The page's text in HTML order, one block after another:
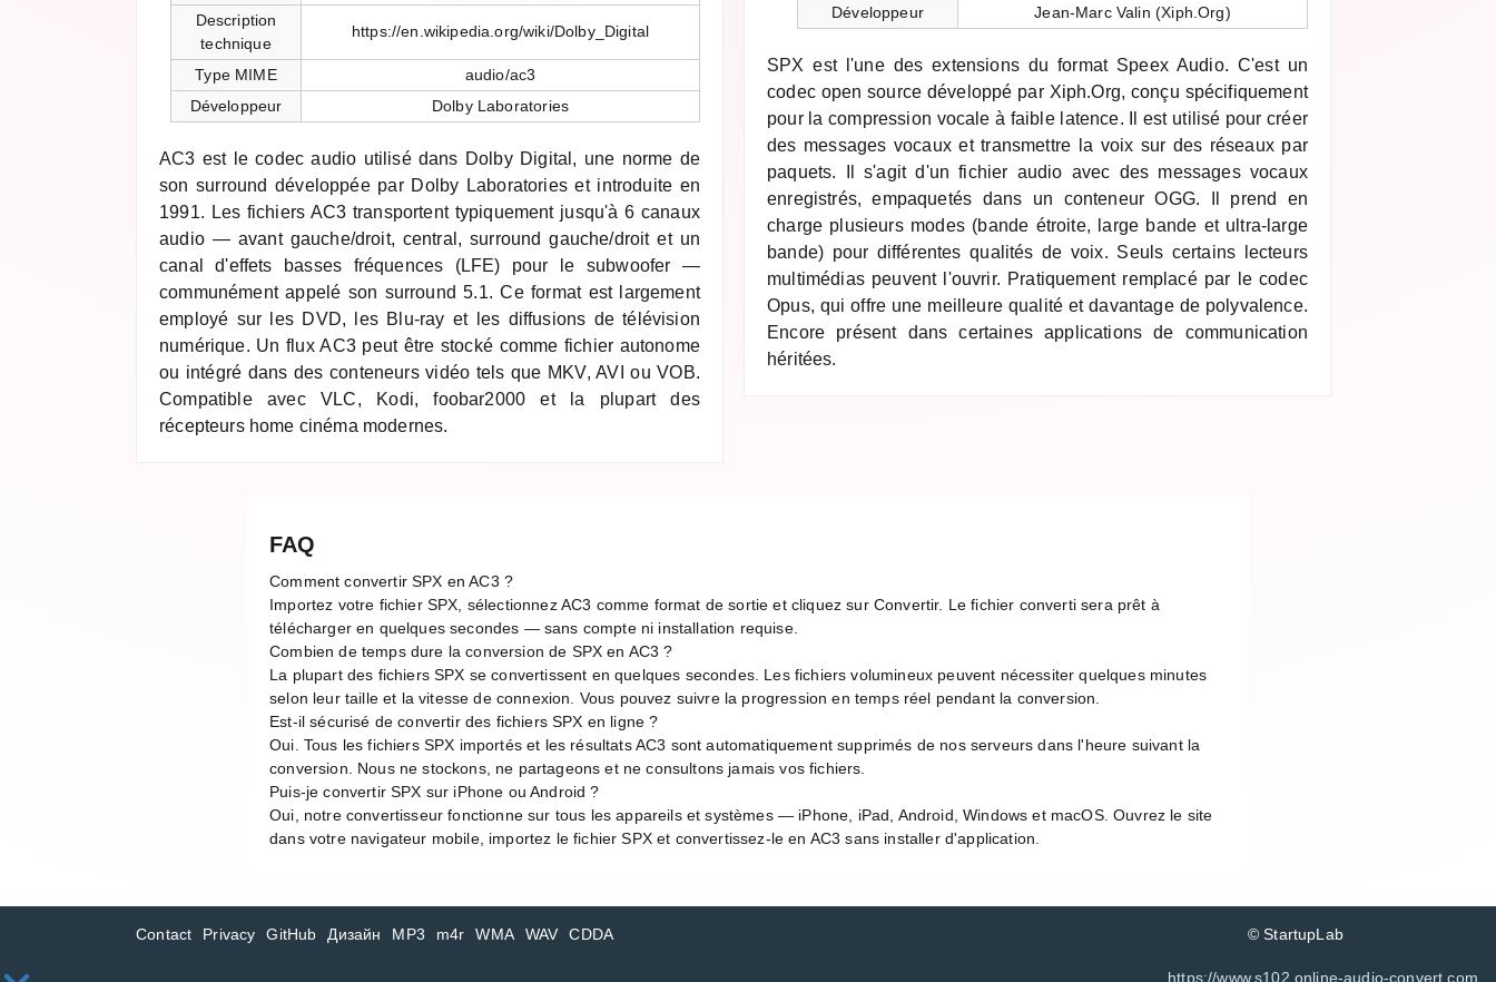
Description
technique
https://en.wikipedia.org/wiki/Dolby_Digital
Type MIME
audio/ac3
Développeur
Dolby Laboratories
AC3 est le codec audio utilisé dans Dolby Digital, une norme de
son surround développée par Dolby Laboratories et introduite en
1991. Les fichiers AC3 transportent typiquement jusqu'à 6 canaux
audio — avant gauche/droit, central, surround gauche/droit et un
canal d'effets basses fréquences (LFE) pour le subwoofer —
communément appelé son surround 5.1. Ce format est largement
employé sur les DVD, les Blu-ray et les diffusions de télévision
numérique. Un flux AC3 peut être stocké comme fichier autonome
ou intégré dans des conteneurs vidéo tels que MKV, AVI ou VOB.
Compatible avec VLC, Kodi, foobar2000 et la plupart des
récepteurs home cinéma modernes.
Développeur
Jean-Marc Valin (Xiph.Org)
SPX est l'une des extensions du format Speex Audio. C'est un
codec open source développé par Xiph.Org, conçu spécifiquement
pour la compression vocale à faible latence. Il est utilisé pour créer
des messages vocaux et transmettre la voix sur des réseaux par
paquets. Il s'agit d'un fichier audio avec des messages vocaux
enregistrés, empaquetés dans un conteneur OGG. Il prend en
charge plusieurs modes (bande étroite, large bande et ultra-large
bande) pour différentes qualités de voix. Seuls certains lecteurs
multimédias peuvent l'ouvrir. Pratiquement remplacé par le codec
Opus, qui offre une meilleure qualité et davantage de polyvalence.
Encore présent dans certaines applications de communication
héritées.
FAQ
Comment convertir SPX en AC3 ?
Importez votre fichier SPX, sélectionnez AC3 comme format de sortie et cliquez sur Convertir. Le fichier converti sera prêt à
télécharger en quelques secondes — sans compte ni installation requise.
Combien de temps dure la conversion de SPX en AC3 ?
La plupart des fichiers SPX se convertissent en quelques secondes. Les fichiers volumineux peuvent nécessiter quelques minutes
selon leur taille et la vitesse de connexion. Vous pouvez suivre la progression en temps réel pendant la conversion.
Est-il sécurisé de convertir des fichiers SPX en ligne ?
Oui. Tous les fichiers SPX importés et les résultats AC3 sont automatiquement supprimés de nos serveurs dans l'heure suivant la
conversion. Nous ne stockons, ne partageons et ne consultons jamais vos fichiers.
Puis-je convertir SPX sur iPhone ou Android ?
Oui, notre convertisseur fonctionne sur tous les appareils et systèmes — iPhone, iPad, Android, Windows et macOS. Ouvrez le site
dans votre navigateur mobile, importez le fichier SPX et convertissez-le en AC3 sans installer d'application.
Contact Privacy GitHub Дизайн MP3 m4r WMA WAV CDDA © StartupLab
https://www.s102.online-audio-convert.com